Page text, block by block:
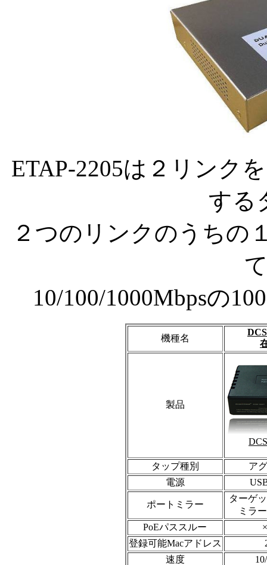
ETAP-2205は２リンク
する
２つのリンクのうちの
10/100/1000Mbpsの
機種名
製品
タップ種別
ア
電源
ポートミラー
ターゲ
ミラ
PoEパススルー
登録可能Macアドレス
速度